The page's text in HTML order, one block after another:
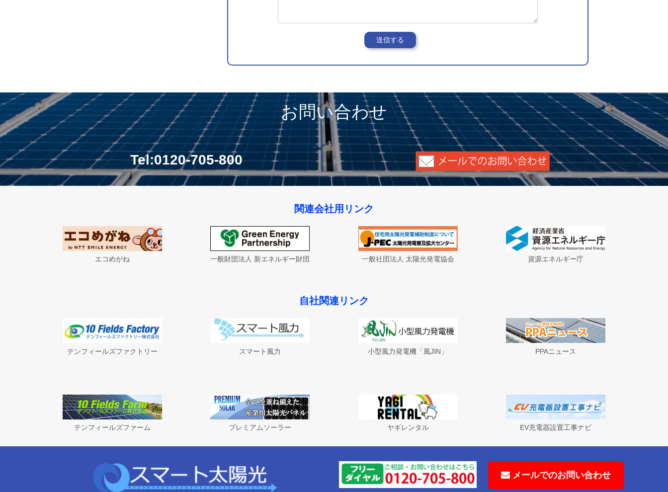
お問い合わせ
Tel:0120-705-800
関連会社用リンク
エコめがね 一般財団法人 新エネルギー財団 一般社団法人 太陽光発電協会 資源エネルギー庁
自社関連リンク
テンフィールズファクトリー スマート風力 小型風力発電機「風JIN」 PPAニュース
テンフィールズファーム プレミアムソーラー ヤギレンタル EV充電器設置工事ナビ
メールでのお問い合わせ